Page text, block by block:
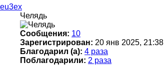
началу
eu3ex
Челядь
Сообщения: 10
Зарегистрирован: 20 янв 2025, 21:38
Благодарил (а): 4 раза
Поблагодарили: 2 раза